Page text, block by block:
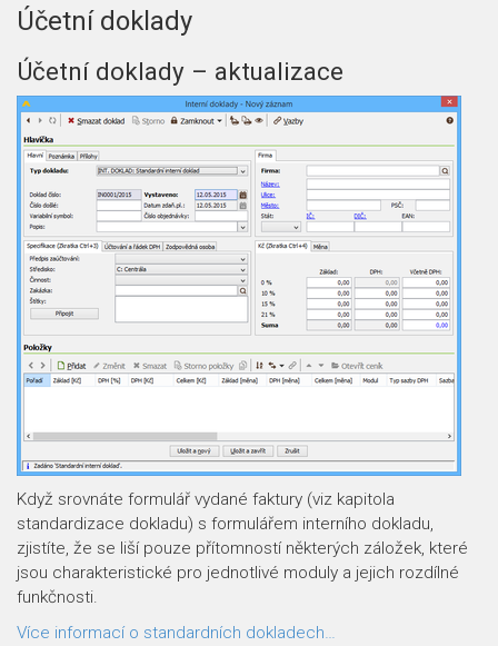
Účetní doklady
Účetní doklady – aktualizace
Když srovnáte formulář vydané faktury (viz kapitola
standardizace dokladu) s formulářem interního dokladu,
zjistíte, že se liší pouze přítomností některých záložek, které
jsou charakteristické pro jednotlivé moduly a jejich rozdílné
funkčnosti.
Více informací o standardních dokladech…